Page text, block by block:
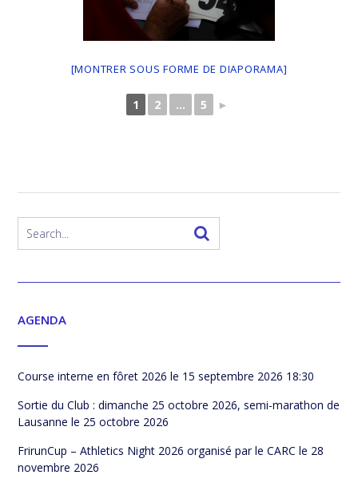
[MONTRER SOUS FORME DE DIAPORAMA]
1 2 ... 5 ►
AGENDA
Course interne en fôret 2026 le 15 septembre 2026 18:30
Sortie du Club : dimanche 25 octobre 2026, semi-marathon de
Lausanne le 25 octobre 2026
FrirunCup – Athletics Night 2026 organisé par le CARC le 28
novembre 2026